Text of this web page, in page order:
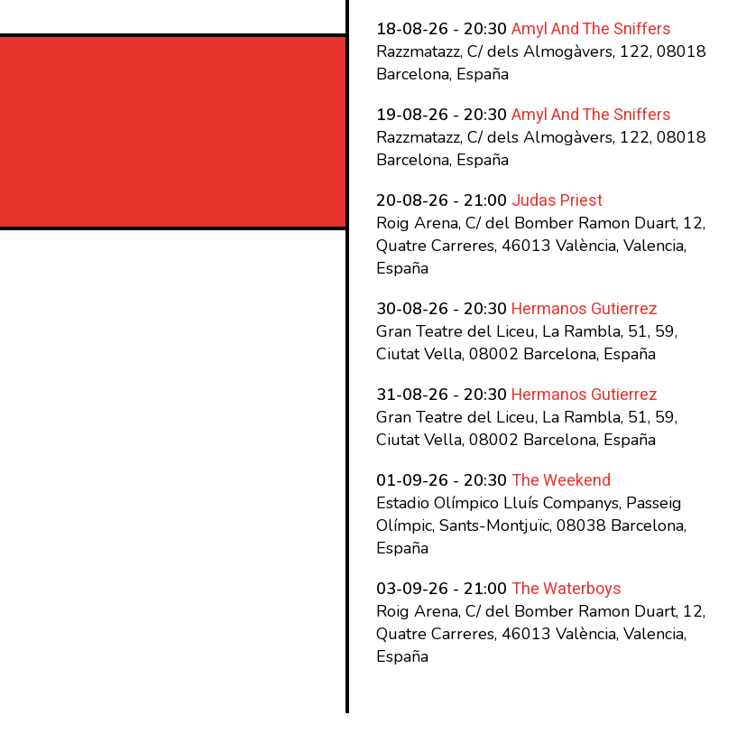
18-08-26 - 20:30 Amyl And The Sniffers
Razzmatazz, C/ dels Almogàvers, 122, 08018
Barcelona, España
19-08-26 - 20:30 Amyl And The Sniffers
Razzmatazz, C/ dels Almogàvers, 122, 08018
Barcelona, España
20-08-26 - 21:00 Judas Priest
Roig Arena, C/ del Bomber Ramon Duart, 12,
Quatre Carreres, 46013 València, Valencia,
España
30-08-26 - 20:30 Hermanos Gutierrez
Gran Teatre del Liceu, La Rambla, 51, 59,
Ciutat Vella, 08002 Barcelona, España
31-08-26 - 20:30 Hermanos Gutierrez
Gran Teatre del Liceu, La Rambla, 51, 59,
Ciutat Vella, 08002 Barcelona, España
01-09-26 - 20:30 The Weekend
Estadio Olímpico Lluís Companys, Passeig
Olímpic, Sants-Montjuïc, 08038 Barcelona,
España
03-09-26 - 21:00 The Waterboys
Roig Arena, C/ del Bomber Ramon Duart, 12,
Quatre Carreres, 46013 València, Valencia,
España